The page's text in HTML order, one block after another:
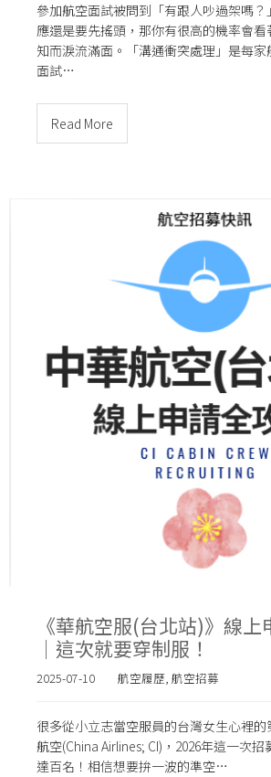
參加航空面試被問到「有跟人吵過架嗎
應還是要先搖頭，那你有很高的機率會
知而淚流滿面。「溝通衝突處理」是每
面試…
Read More
《華航空服(台北站)》線上
｜這次就要穿制服！
2025-07-10 航空履歷, 航空招募
很多從小立志當空服員的台灣女生心裡
航空(China Airlines; CI)，2026年這一次
達百名！相信想要拚一波的準空…